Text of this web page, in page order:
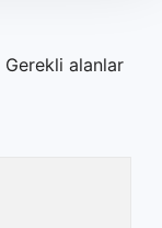
Gerekli alanlar